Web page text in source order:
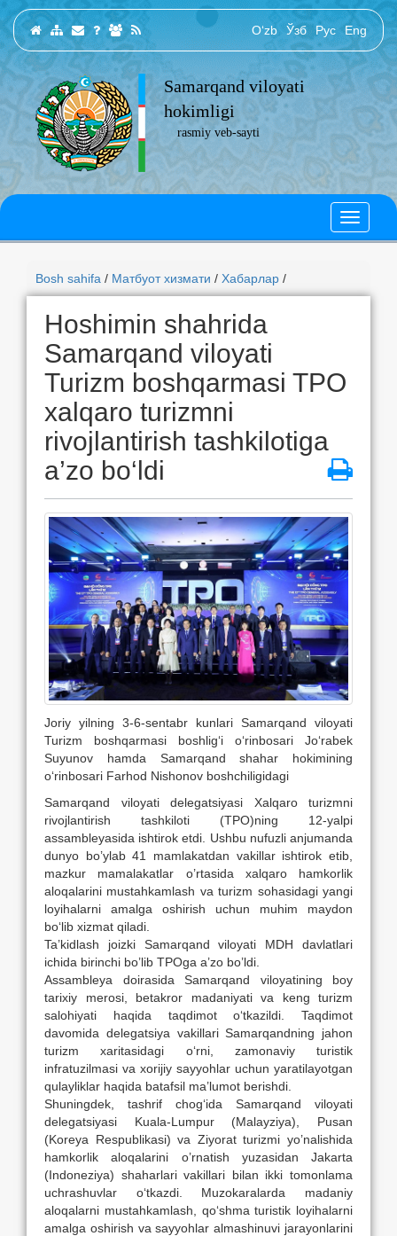
O‘zb Ўзб Рус Eng
Samarqand viloyati
hokimligi
rasmiy veb-sayti
Bosh sahifa / Матбуот хизмати / Хабарлар /
Hoshimin shahrida
Samarqand viloyati
Turizm boshqarmasi TPO
xalqaro turizmni
rivojlantirish tashkilotiga
a’zo bo‘ldi
Joriy yilning 3-6-sentabr kunlari Samarqand viloyati
Turizm boshqarmasi boshlig‘i o‘rinbosari Jo‘rabek
Suyunov hamda Samarqand shahar hokimining
o‘rinbosari Farhod Nishonov boshchiligidagi
Samarqand viloyati delegatsiyasi Xalqaro turizmni
rivojlantirish tashkiloti (TPO)ning 12-yalpi
assambleyasida ishtirok etdi. Ushbu nufuzli anjumanda
dunyo bo’ylab 41 mamlakatdan vakillar ishtirok etib,
mazkur mamalakatlar o’rtasida xalqaro hamkorlik
aloqalarini mustahkamlash va turizm sohasidagi yangi
loyihalarni amalga oshirish uchun muhim maydon
bo‘lib xizmat qiladi.
Ta’kidlash joizki Samarqand viloyati MDH davlatlari
ichida birinchi bo’lib TPOga a’zo bo’ldi.
Assambleya doirasida Samarqand viloyatining boy
tarixiy merosi, betakror madaniyati va keng turizm
salohiyati haqida taqdimot o‘tkazildi. Taqdimot
davomida delegatsiya vakillari Samarqandning jahon
turizm xaritasidagi o‘rni, zamonaviy turistik
infratuzilmasi va xorijiy sayyohlar uchun yaratilayotgan
qulayliklar haqida batafsil ma’lumot berishdi.
Shuningdek, tashrif chog‘ida Samarqand viloyati
delegatsiyasi Kuala-Lumpur (Malayziya), Pusan
(Koreya Respublikasi) va Ziyorat turizmi yo’nalishida
hamkorlik aloqalarini o’rnatish yuzasidan Jakarta
(Indoneziya) shaharlari vakillari bilan ikki tomonlama
uchrashuvlar o‘tkazdi. Muzokaralarda madaniy
aloqalarni mustahkamlash, qo‘shma turistik loyihalarni
amalga oshirish va sayyohlar almashinuvi jarayonlarini